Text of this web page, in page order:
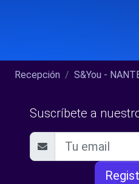
Recepción S&You -
Suscríbete a